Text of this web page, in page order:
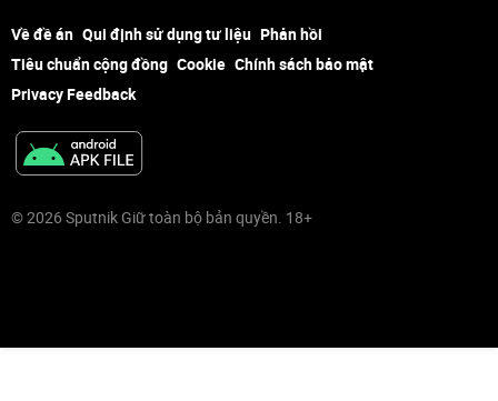
Về đề án Qui định sử dụng tư liệu Phản hồi
Tiêu chuẩn cộng đồng Cookie Chính sách bảo mật
Privacy Feedback
© 2026 Sputnik Giữ toàn bộ bản quyền. 18+